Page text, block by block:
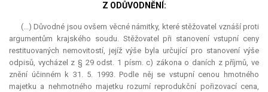
Z ODŮVODNĚNÍ:
(...) Důvodné jsou ovšem věcné námitky, které stěžovatel vznáší proti
argumentům krajského soudu. Stěžovatel při stanovení vstupní ceny
restituovaných nemovitostí, jejíž výše byla určující pro stanovení výše
odpisů, vycházel z § 29 odst. 1 písm. c) zákona o daních z příjmů, ve
znění účinném k 31. 5. 1993. Podle něj se vstupní cenou hmotného
majetku a nehmotného majetku rozumí reprodukční pořizovací cena,